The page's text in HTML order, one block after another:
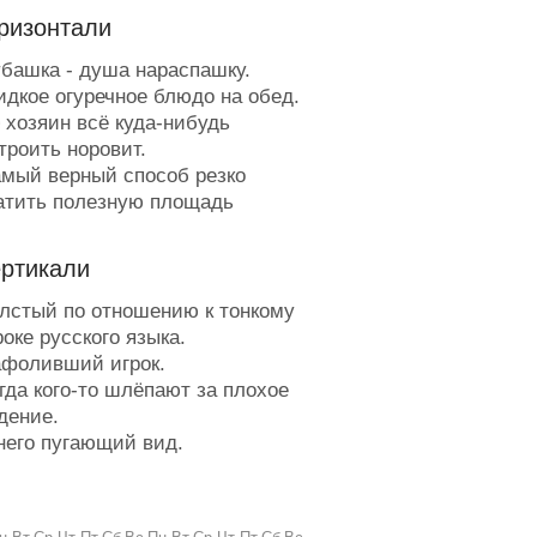
- душа нараспашку.
огуречное блюдо на обед.
хозяин всё куда-нибудь
норовит.
верный способ резко
полезную площадь
я и не прачка, друзья, стираю
я.
в раке.
еда.
потому, что его за язык
молоку - крышка.
по отношению к тонкому
русского языка.
игрок.
кого-то шлёпают за плохое
пугающий вид.